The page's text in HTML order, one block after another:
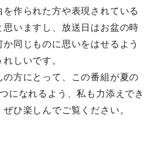
作られた⽅や表現されている
いますし、放送⽇はお盆の時
同じものに思いをはせるよう
しいです。
の⽅にとって、この番組が夏の
になれるよう、私も⼒添えでき
ひ楽しんでご覧ください。